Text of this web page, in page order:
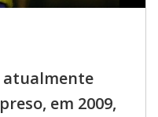
atualmente
em 2009,